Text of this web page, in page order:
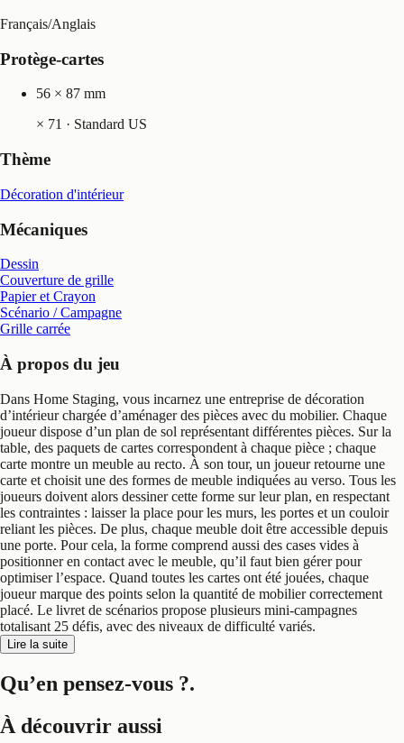
Français/Anglais
Protège-cartes
56 × 87 mm
× 71 · Standard US
Thème
Décoration d'intérieur
Mécaniques
Dessin
Couverture de grille
Papier et Crayon
Scénario / Campagne
Grille carrée
À propos du jeu
Dans Home Staging, vous incarnez une entreprise de décoration
d’intérieur chargée d’aménager des pièces avec du mobilier. Chaque
joueur dispose d’un plan de sol représentant différentes pièces. Sur la
table, des paquets de cartes correspondent à chaque pièce ; chaque
carte montre un meuble au recto. À son tour, un joueur retourne une
carte et choisit une des formes de meuble indiquées au verso. Tous les
joueurs doivent alors dessiner cette forme sur leur plan, en respectant
les contraintes : laisser la place pour les murs, les portes et un couloir
reliant les pièces. De plus, chaque meuble doit être accessible depuis
une porte. Pour cela, la forme comprend aussi des cases vides à
positionner en contact avec le meuble, qu’il faut bien gérer pour
optimiser l’espace. Quand toutes les cartes ont été jouées, chaque
joueur marque des points selon la quantité de mobilier correctement
placé. Le livret de scénarios propose plusieurs mini-campagnes
totalisant 25 défis, avec des niveaux de difficulté variés.
Lire la suite
Qu’en pensez-vous ?.
À découvrir aussi